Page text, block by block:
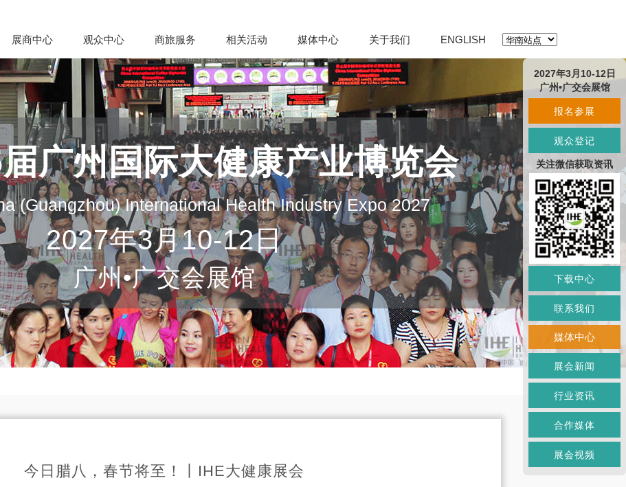
展商中心 观众中心 商旅服务 相关活动 媒体中心 关于我们 ENGLISH
广州国际大健康产业博览会
(Guangzhou) International Health Industry Expo 2027
2027年3月10-12日
广州•广交会展馆
今日腊八，春节将至！丨IHE大健康展会
2027年3月10-12日
广州•广交会展馆
报名参展
观众登记
关注微信获取资讯
下载中心
联系我们
媒体中心
展会新闻
行业资讯
合作媒体
展会视频